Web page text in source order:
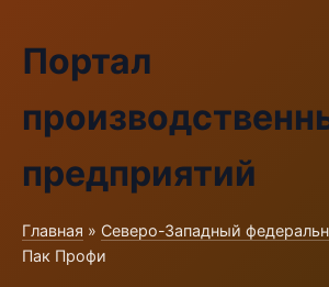
Портал
предприятий
Главная » Северо-Западный
Пак Профи